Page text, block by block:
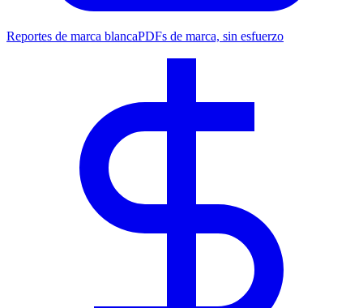
Reportes de marca blancaPDFs de marca, sin esfuerzo